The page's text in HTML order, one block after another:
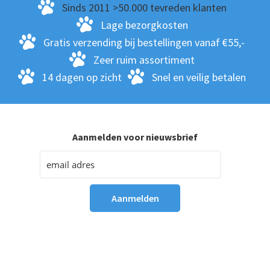
Sinds 2011 >50.000 tevreden klanten
Lage bezorgkosten
Gratis verzending bij bestellingen vanaf €55,-
Zeer ruim assortiment
14 dagen op zicht
Snel en veilig betalen
Aanmelden voor nieuwsbrief